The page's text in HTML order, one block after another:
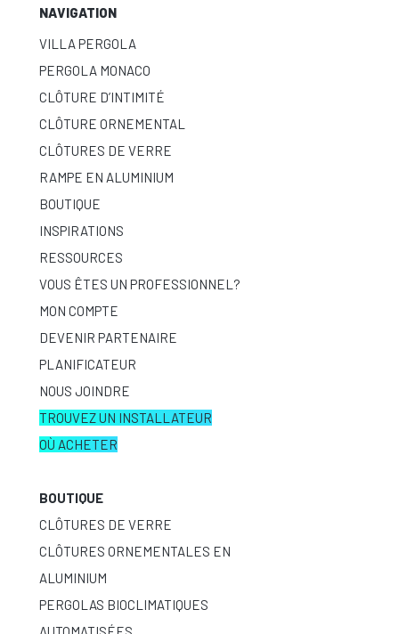
NAVIGATION
VILLA PERGOLA
PERGOLA MONACO
CLÔTURE D’INTIMITÉ
CLÔTURE ORNEMENTAL
CLÔTURES DE VERRE
RAMPE EN ALUMINIUM
BOUTIQUE
INSPIRATIONS
RESSOURCES
VOUS ÊTES UN PROFESSIONNEL?
MON COMPTE
DEVENIR PARTENAIRE
PLANIFICATEUR
NOUS JOINDRE
TROUVEZ UN INSTALLATEUR
OÙ ACHETER
BOUTIQUE
CLÔTURES DE VERRE
CLÔTURES ORNEMENTALES EN
ALUMINIUM
PERGOLAS BIOCLIMATIQUES